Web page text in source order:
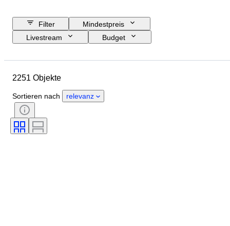
Filter
Mindestpreis
Livestream
Budget
Material
Periode
Farbe
Größe
Angegebene Größe
Muster
2251 Objekte
Sortieren nach relevanz